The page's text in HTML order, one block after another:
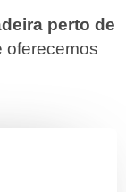
perto de
oferecemos